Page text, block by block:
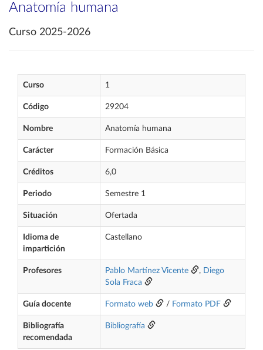
Anatomía humana
Curso 2025-2026
Curso 1
Código 29204
Nombre Anatomía humana
Carácter Formación Básica
Créditos 6,0
Periodo Semestre 1
Situación Ofertada
Idioma de
impartición
Castellano
Profesores Pablo Martínez Vicente , Diego
Sola Fraca
Guía docente Formato web / Formato PDF
Bibliografía
recomendada
Bibliografía